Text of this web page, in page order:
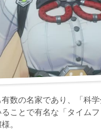
数の名家であり、「科
ことで有名な「タイム
。